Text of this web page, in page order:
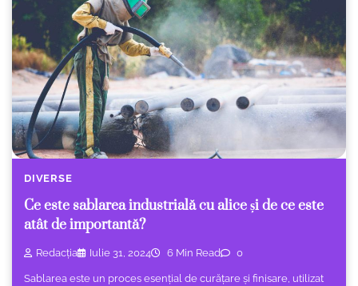
DIVERSE
Ce este sablarea industrială cu alice și de ce este
atât de importantă?
Redacția Iulie 31, 2024 6 Min Read 0
Sablarea este un proces esențial de curățare și finisare, utilizat